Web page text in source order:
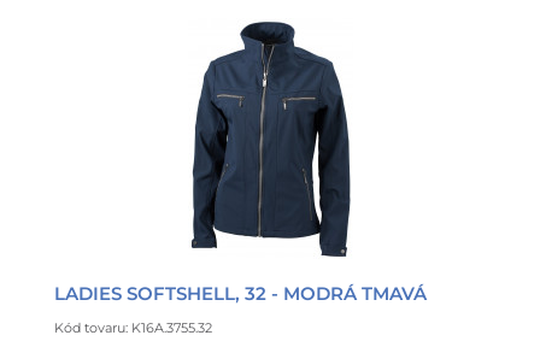
LADIES SOFTSHELL, 32 - MODRÁ TMAVÁ
Kód tovaru: K16A.3755.32